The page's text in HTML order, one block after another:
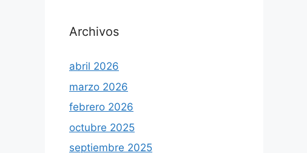
Archivos
abril 2026
marzo 2026
febrero 2026
octubre 2025
septiembre 2025